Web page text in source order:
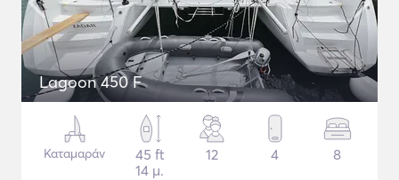
Lagoon 450 F
Καταμαράν
45 ft
14 μ.
12 4 8